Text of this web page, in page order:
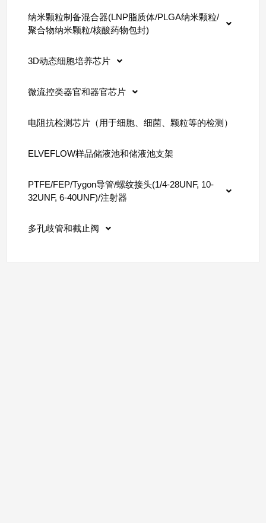
纳米颗粒制备混合器(LNP脂质体/PLGA纳米颗粒/
聚合物纳米颗粒/核酸药物包封)
3D动态细胞培养芯片
微流控类器官和器官芯片
电阻抗检测芯片（用于细胞、细菌、颗粒等的检测）
ELVEFLOW样品储液池和储液池支架
PTFE/FEP/Tygon导管/螺纹接头(1/4-28UNF, 10-
32UNF, 6-40UNF)/注射器
多孔歧管和截止阀